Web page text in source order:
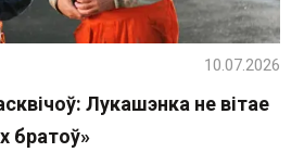
Лукашэнка не вітае
братоў»
10.07.2026